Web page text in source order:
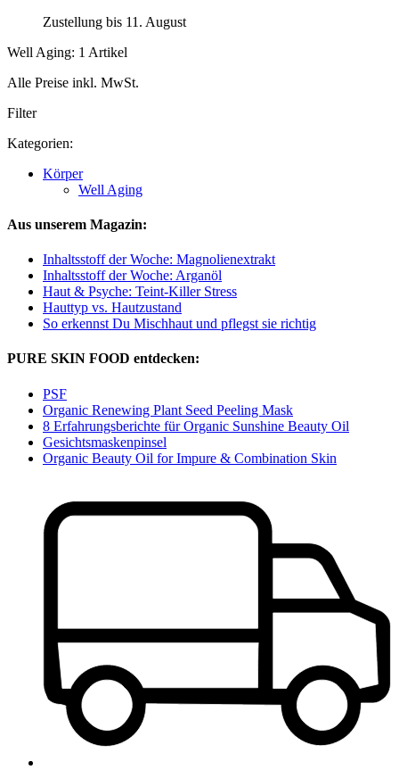
Zustellung bis 11. August
Well Aging: 1 Artikel
Alle Preise inkl. MwSt.
Filter
Kategorien:
Körper
Well Aging
Aus unserem Magazin:
Inhaltsstoff der Woche: Magnolienextrakt
Inhaltsstoff der Woche: Arganöl
Haut & Psyche: Teint-Killer Stress
Hauttyp vs. Hautzustand
So erkennst Du Mischhaut und pflegst sie richtig
PURE SKIN FOOD entdecken:
PSF
Organic Renewing Plant Seed Peeling Mask
8 Erfahrungsberichte für Organic Sunshine Beauty Oil
Gesichtsmaskenpinsel
Organic Beauty Oil for Impure & Combination Skin